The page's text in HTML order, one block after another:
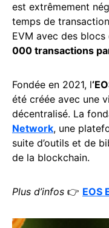
est extrêmement
temps de
EVM avec des blocs
000 transactions
Fondée en 2021, l
été créée avec une
décentralisé. La
Network, une
suite d’outils et de
de la blockchain.
Plus d’infos 👉 EOS